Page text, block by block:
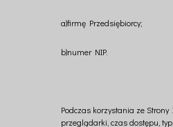
a)firmę Przedsiębiorcy;
b)numer NIP.
Podczas korzystania ze
przeglądarki, czas dostępu,